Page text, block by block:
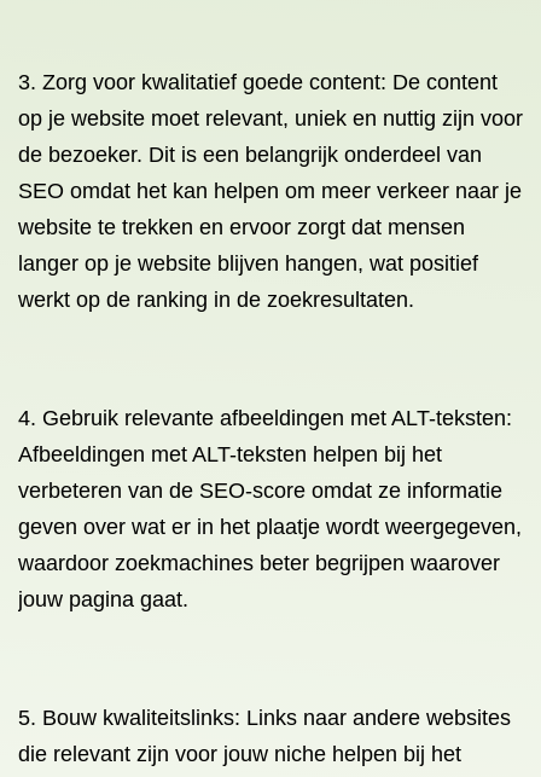
3. Zorg voor kwalitatief goede content: De content
op je website moet relevant, uniek en nuttig zijn voor
de bezoeker. Dit is een belangrijk onderdeel van
SEO omdat het kan helpen om meer verkeer naar je
website te trekken en ervoor zorgt dat mensen
langer op je website blijven hangen, wat positief
werkt op de ranking in de zoekresultaten.
4. Gebruik relevante afbeeldingen met ALT-teksten:
Afbeeldingen met ALT-teksten helpen bij het
verbeteren van de SEO-score omdat ze informatie
geven over wat er in het plaatje wordt weergegeven,
waardoor zoekmachines beter begrijpen waarover
jouw pagina gaat.
5. Bouw kwaliteitslinks: Links naar andere websites
die relevant zijn voor jouw niche helpen bij het